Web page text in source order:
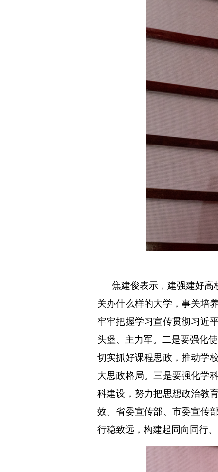
焦建俊表示，建强建好高
关办什么样的大学，事关培
牢牢把握学习宣传贯彻习近
头堡、主力军。二是要强化
切实抓好课程思政，推动学
大思政格局。三是要强化学
科建设，努力把思想政治教
效。省委宣传部、市委宣传
行稳致远，构建起同向同行